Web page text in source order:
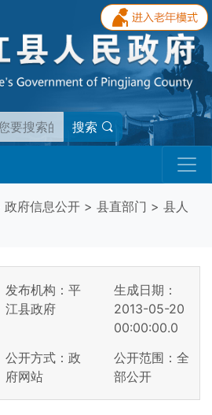
搜索
政府信息公开 > 县直部门 > 县人
发布机构：平
江县政府
生成日期：
2013-05-20
00:00:00.0
公开方式：政
府网站
公开范围：全
部公开